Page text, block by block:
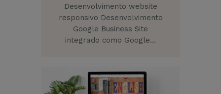
Desenvolvimento website
responsivo Desenvolvimento
Google Business Site
integrado como Google…